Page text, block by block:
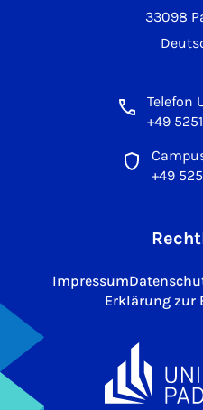
33098
Telefon
+49
+49
Impressum
Erklärung zur